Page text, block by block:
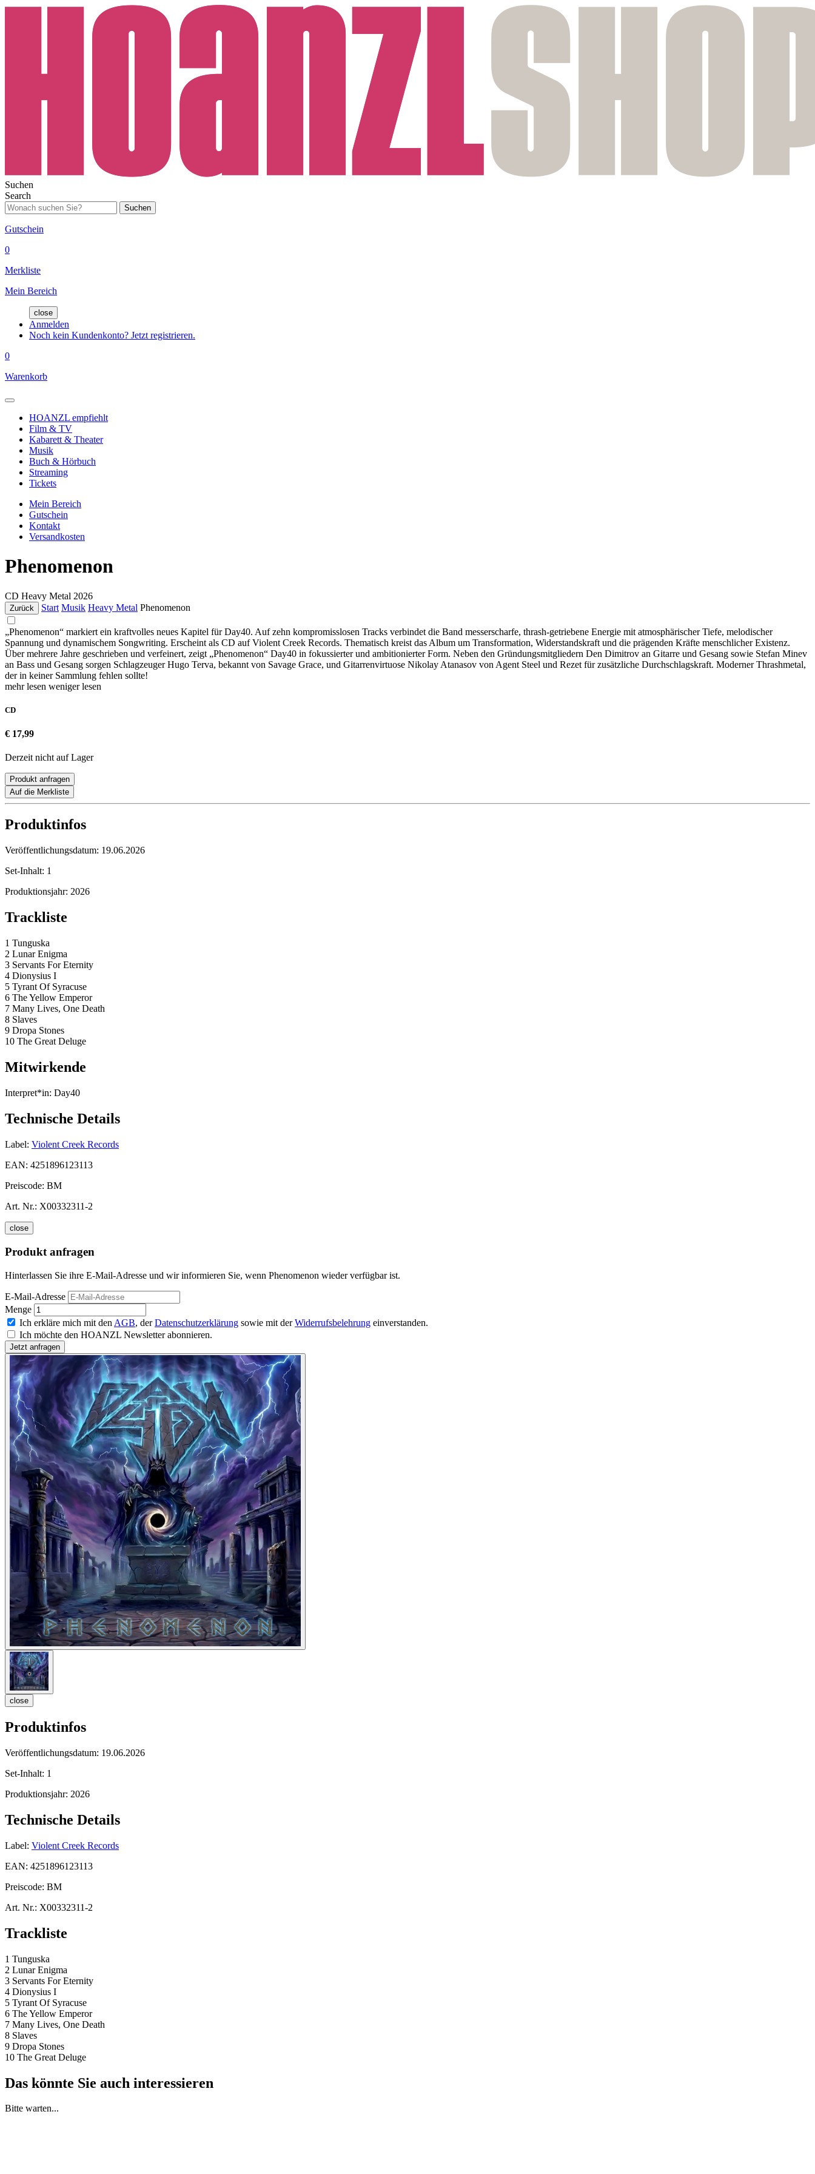
Suchen
Search
Suchen
Gutschein
0
Merkliste
Mein Bereich
close
Anmelden
Noch kein Kundenkonto? Jetzt registrieren.
0
Warenkorb
HOANZL empfiehlt
Film & TV
Kabarett & Theater
Musik
Buch & Hörbuch
Streaming
Tickets
Mein Bereich
Gutschein
Kontakt
Versandkosten
Phenomenon
CD Heavy Metal 2026
Zurück Start Musik Heavy Metal Phenomenon
„Phenomenon“ markiert ein kraftvolles neues Kapitel für Day40. Auf zehn kompromisslosen Tracks verbindet die Band messerscharfe, thrash-getriebene Energie mit atmosphärischer Tiefe, melodischer
Spannung und dynamischem Songwriting. Erscheint als CD auf Violent Creek Records. Thematisch kreist das Album um Transformation, Widerstandskraft und die prägenden Kräfte menschlicher Existenz.
Über mehrere Jahre geschrieben und verfeinert, zeigt „Phenomenon“ Day40 in fokussierter und ambitionierter Form. Neben den Gründungsmitgliedern Den Dimitrov an Gitarre und Gesang sowie Stefan Minev
an Bass und Gesang sorgen Schlagzeuger Hugo Terva, bekannt von Savage Grace, und Gitarrenvirtuose Nikolay Atanasov von Agent Steel und Rezet für zusätzliche Durchschlagskraft. Moderner Thrashmetal,
der in keiner Sammlung fehlen sollte!
mehr lesen weniger lesen
CD
€ 17,99
Derzeit nicht auf Lager
Produkt anfragen
Auf die Merkliste
Produktinfos
Veröffentlichungsdatum: 19.06.2026
Set-Inhalt: 1
Produktionsjahr: 2026
Trackliste
1 Tunguska
2 Lunar Enigma
3 Servants For Eternity
4 Dionysius I
5 Tyrant Of Syracuse
6 The Yellow Emperor
7 Many Lives, One Death
8 Slaves
9 Dropa Stones
10 The Great Deluge
Mitwirkende
Interpret*in: Day40
Technische Details
Label: Violent Creek Records
EAN: 4251896123113
Preiscode: BM
Art. Nr.: X00332311-2
close
Produkt anfragen
Hinterlassen Sie ihre E-Mail-Adresse und wir informieren Sie, wenn Phenomenon wieder verfügbar ist.
E-Mail-Adresse
Menge
Ich erkläre mich mit den AGB, derDatenschutzerklärung sowie mit derWiderrufsbelehrung einverstanden.
Ich möchte den HOANZL Newsletter abonnieren.
close
Produktinfos
Veröffentlichungsdatum: 19.06.2026
Set-Inhalt: 1
Produktionsjahr: 2026
Technische Details
Label: Violent Creek Records
EAN: 4251896123113
Preiscode: BM
Art. Nr.: X00332311-2
Trackliste
1 Tunguska
2 Lunar Enigma
3 Servants For Eternity
4 Dionysius I
5 Tyrant Of Syracuse
6 The Yellow Emperor
7 Many Lives, One Death
8 Slaves
9 Dropa Stones
10 The Great Deluge
Das könnte Sie auch interessieren
Bitte warten...